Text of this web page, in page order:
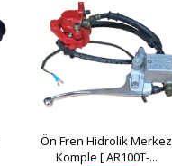
Ön Fren Hidrolik Merkez
Komple [ AR100T-...